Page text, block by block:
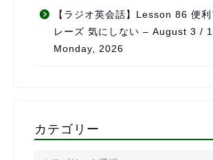
「この先生の
れる」と思え
気で英語力を
【ラジオ英会話】Lesson 86 便利
レーズ 気にしない – August 3 /
Monday, 2026
カテゴリー